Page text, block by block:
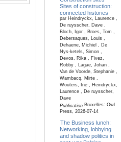
Sites of construction:
connected histories
par Heindryckx, Laurence ,
De ruysscher, Dave ,
Bloch, Igor , Broes, Tom ,
Debersaques, Louis ,
Dehaene, Michiel , De
Nys-ketels, Simon ,
Devos, Rika , Fivez,
Robby , Lagae, Johan ,
Van de Voorde, Stephanie ,
Wambacq, Mirte ,
Wouters, Ine , Heindryckx,
Laurence , De ruysscher,
Dave
PublicationBruxelles: Owl
Press, 2026-07-14
The Business lunch:
Networking, lobbying
and shadow politics in